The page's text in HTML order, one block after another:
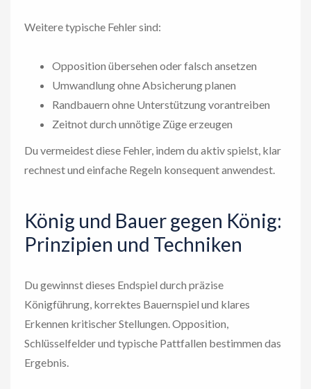
Weitere typische Fehler sind:
Opposition übersehen oder falsch ansetzen
Umwandlung ohne Absicherung planen
Randbauern ohne Unterstützung vorantreiben
Zeitnot durch unnötige Züge erzeugen
Du vermeidest diese Fehler, indem du aktiv spielst, klar
rechnest und einfache Regeln konsequent anwendest.
König und Bauer gegen König:
Prinzipien und Techniken
Du gewinnst dieses Endspiel durch präzise
Königführung, korrektes Bauernspiel und klares
Erkennen kritischer Stellungen. Opposition,
Schlüsselfelder und typische Pattfallen bestimmen das
Ergebnis.